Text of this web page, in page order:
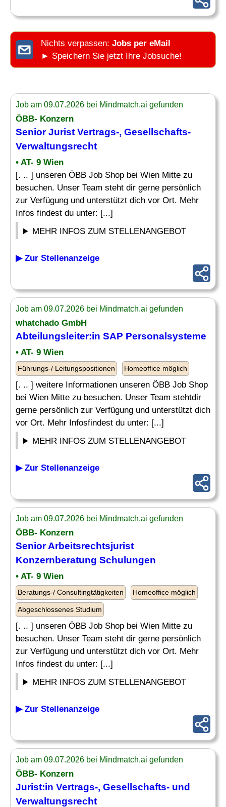
Nichts verpassen: Jobs per eMail
► Speichern Sie jetzt Ihre Jobsuche!
Job am 09.07.2026 bei Mindmatch.ai gefunden
ÖBB- Konzern
Senior Jurist Vertrags-, Gesellschafts-
Verwaltungsrecht
• AT- 9 Wien
[. .. ] unseren ÖBB Job Shop bei Wien Mitte zu
besuchen. Unser Team steht dir gerne persönlich
zur Verfügung und unterstützt dich vor Ort. Mehr
Infos findest du unter: [...]
MEHR INFOS ZUM STELLENANGEBOT
▶ Zur Stellenanzeige
Job am 09.07.2026 bei Mindmatch.ai gefunden
whatchado GmbH
Abteilungsleiter:in SAP Personalsysteme
• AT- 9 Wien
Führungs-/ Leitungspositionen Homeoffice möglich
[. .. ] weitere Informationen unseren ÖBB Job Shop
bei Wien Mitte zu besuchen. Unser Team stehtdir
gerne persönlich zur Verfügung und unterstützt dich
vor Ort. Mehr Infosfindest du unter: [...]
MEHR INFOS ZUM STELLENANGEBOT
▶ Zur Stellenanzeige
Job am 09.07.2026 bei Mindmatch.ai gefunden
ÖBB- Konzern
Senior Arbeitsrechtsjurist
Konzernberatung Schulungen
• AT- 9 Wien
Beratungs-/ Consultingtätigkeiten Homeoffice möglich
Abgeschlossenes Studium
[. .. ] unseren ÖBB Job Shop bei Wien Mitte zu
besuchen. Unser Team steht dir gerne persönlich
zur Verfügung und unterstützt dich vor Ort. Mehr
Infos findest du unter: [...]
MEHR INFOS ZUM STELLENANGEBOT
▶ Zur Stellenanzeige
Job am 09.07.2026 bei Mindmatch.ai gefunden
ÖBB- Konzern
Jurist:in Vertrags-, Gesellschafts- und
Verwaltungsrecht